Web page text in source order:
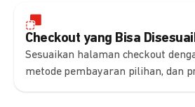
Checkout yang Bisa
Sesuaikan halaman checkout
metode pembayaran pilihan, dan